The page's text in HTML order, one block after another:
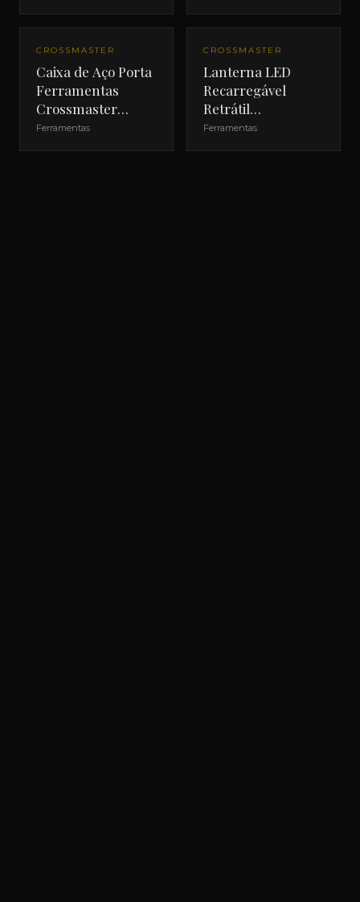
CROSSMASTER
Caixa de Aço Porta
Ferramentas
Crossmaster
660mm
Ferramentas
CROSSMASTER
Lanterna LED
Recarregável
Retrátil
Crossmaster 3W
Ferramentas